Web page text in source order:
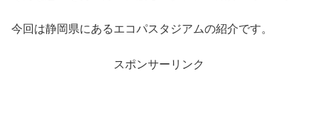
今回は静岡県にあるエコパスタジアムの紹介です。
スポンサーリンク